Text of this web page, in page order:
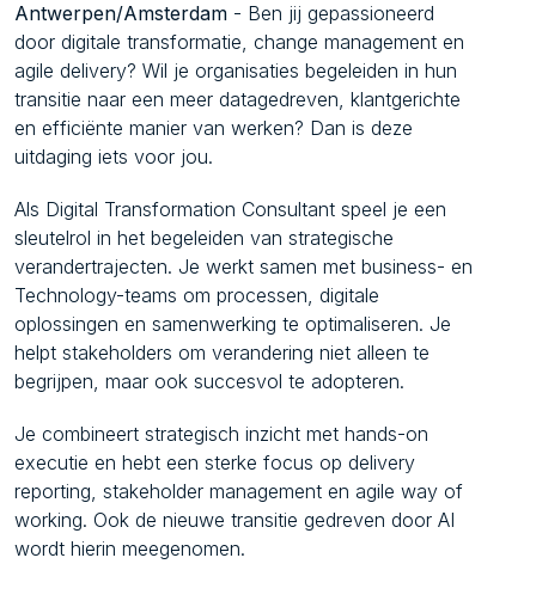
Antwerpen/Amsterdam - Ben jij gepassioneerd
door digitale transformatie, change management en
agile delivery? Wil je organisaties begeleiden in hun
transitie naar een meer datagedreven, klantgerichte
en efficiënte manier van werken? Dan is deze
uitdaging iets voor jou.
Als Digital Transformation Consultant speel je een
sleutelrol in het begeleiden van strategische
verandertrajecten. Je werkt samen met business- en
Technology-teams om processen, digitale
oplossingen en samenwerking te optimaliseren. Je
helpt stakeholders om verandering niet alleen te
begrijpen, maar ook succesvol te adopteren.
Je combineert strategisch inzicht met hands-on
executie en hebt een sterke focus op delivery
reporting, stakeholder management en agile way of
working. Ook de nieuwe transitie gedreven door AI
wordt hierin meegenomen.